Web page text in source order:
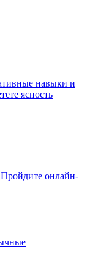
навыки и
ясность
Пройдите онлайн-